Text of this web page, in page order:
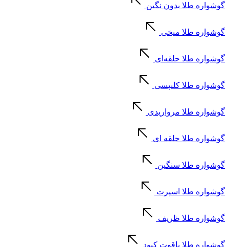
گوشواره طلا بدون نگین
گوشواره طلا میخی
گوشواره طلا حلقه‌ای
گوشواره طلا کلیپسی
گوشواره طلا مرواریدی
گوشواره طلا حلقه ای
گوشواره طلا سنگین
گوشواره طلا اسپرت
گوشواره طلا ظریف
گوشواره طلا یاقوت کبود